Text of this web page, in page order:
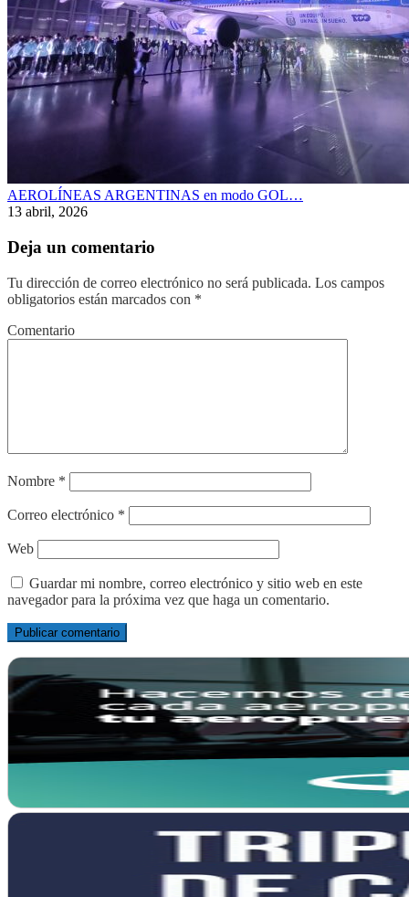
AEROLÍNEAS ARGENTINAS en modo GOL…
13 abril, 2026
Deja un comentario
Tu dirección de correo electrónico no será publicada. Los campos
obligatorios están marcados con *
Comentario
Nombre *
Correo electrónico *
Web
Guardar mi nombre, correo electrónico y sitio web en este
navegador para la próxima vez que haga un comentario.